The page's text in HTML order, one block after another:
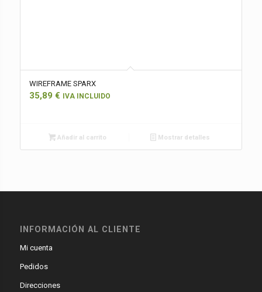
WIREFRAME SPARX
35,89 € IVA INCLUIDO
Añadir al carrito Mostrar detalles
INFORMACIÓN AL CLIENTE
Mi cuenta
Pedidos
Direcciones